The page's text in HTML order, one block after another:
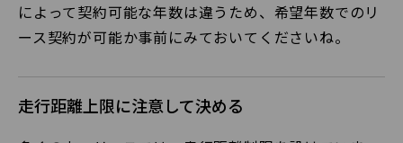
によって契約可能な年数は違うため、希望年数でのリ
ース契約が可能か事前にみておいてくださいね。
走行距離上限に注意して決める